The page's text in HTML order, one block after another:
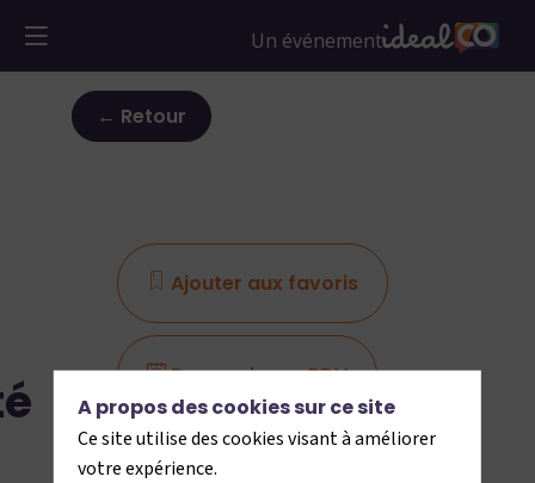
← Retour
Ajouter aux favoris
Demander un RDV
Envoyer un message
A propos des cookies sur ce site
Ce site utilise des cookies visant à améliorer
votre expérience.